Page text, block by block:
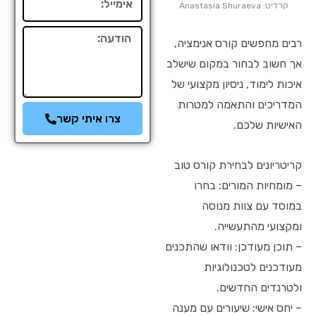
קרדיט: Anastasia Shuraeva
רבים מחפשים קורס אנימציה,
אך חשוב לבחור במקום שישלב
איכות לימוד, ניסיון מקצועי של
המדריכים והתאמה למטרות
האישיות שלכם.
קריטריונים לבחירת קורס טוב
– מומחיות המורים: בחרו
במוסד עם צוות מנוסה
ומקצועי מהתעשייה.
– תוכן מעודכן: וודאו שהתכנים
מעודכנים לטכנולוגיות
ולטרנדים החדשים.
– יחס אישי: שיעורים עם מענה
הודעה
צרו איתי קשר